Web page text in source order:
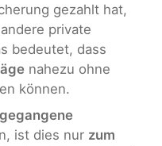
gezahlt hat,
private
bedeutet, dass
nahezu ohne
können.
ist dies nur zum